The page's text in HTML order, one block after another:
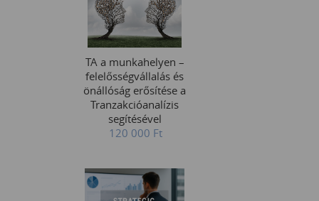
TA a munkahelyen –
felelősségvállalás és
önállóság erősítése a
Tranzakcióanalízis
segítésével
120 000 Ft